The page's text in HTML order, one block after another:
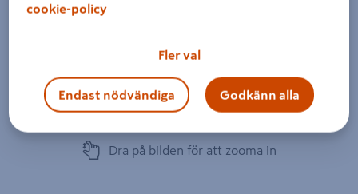
Dra på bilden för att zooma in
cookie-policy
Fler val
Endast nödvändiga Godkänn alla